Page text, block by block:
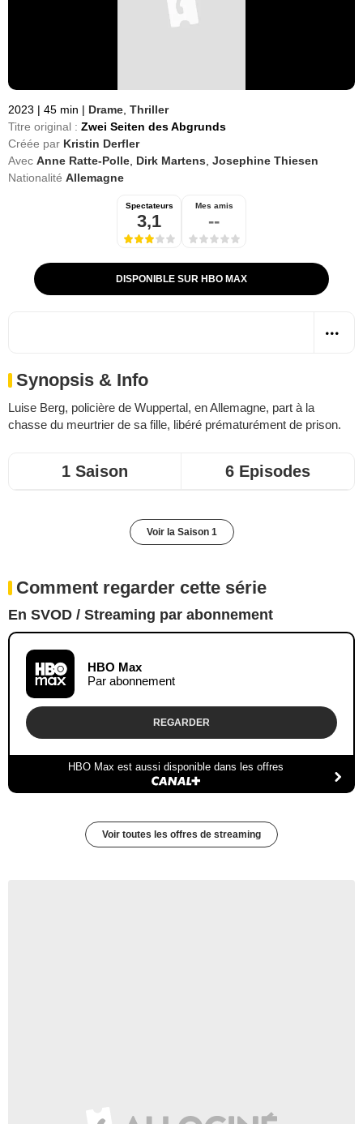
2023 | 45 min | Drame Thriller
Titre original : Zwei Seiten des Abgrunds
Créée par Kristin Derfler
Avec Anne Ratte-Polle Dirk Martens Josephine Thiesen
Nationalité Allemagne
Spectateurs
3,1
Mes amis
--
DISPONIBLE SUR HBO MAX
Synopsis & Info
Luise Berg, policière de Wuppertal, en Allemagne, part à la
chasse du meurtrier de sa fille, libéré prématurément de prison.
1 Saison 6 Episodes
Voir la Saison 1
Comment regarder cette série
En SVOD / Streaming par abonnement
HBO Max
Par abonnement
REGARDER
HBO Max est aussi disponible dans les offres
Voir toutes les offres de streaming